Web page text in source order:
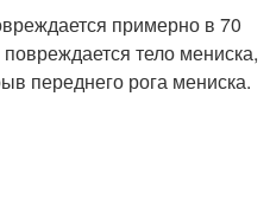
примерно в 70
тело мениска,
переднего рога мениска.